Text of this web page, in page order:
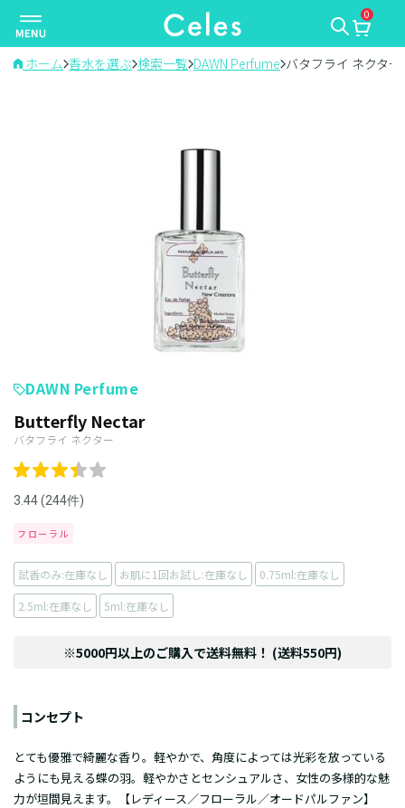
ナ
ビ
ゲ
0
ホーム 香水を選ぶ 検索一覧 DAWN Perfume バタフライ ネクター
DAWN Perfume
Butterfly Nectar
バタフライ ネクター
3.44 (244件)
フローラル
試香のみ:在庫なし お肌に1回お試し:在庫なし 0.75ml:在庫なし
2.5ml:在庫なし 5ml:在庫なし
※5000円以上のご購入で送料無料！ (送料550円)
コンセプト
とても優雅で綺麗な香り。軽やかで、角度によっては光彩を放っている
ようにも見える蝶の羽。軽やかさとセンシュアルさ、女性の多様的な魅
力が垣間見えます。【レディース／フローラル／オードパルファン】